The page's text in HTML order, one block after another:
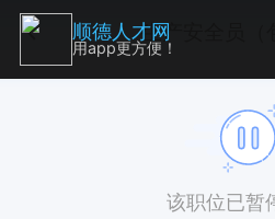
生产安全员（
该职位已暂
顺德人才网
用app更方便！